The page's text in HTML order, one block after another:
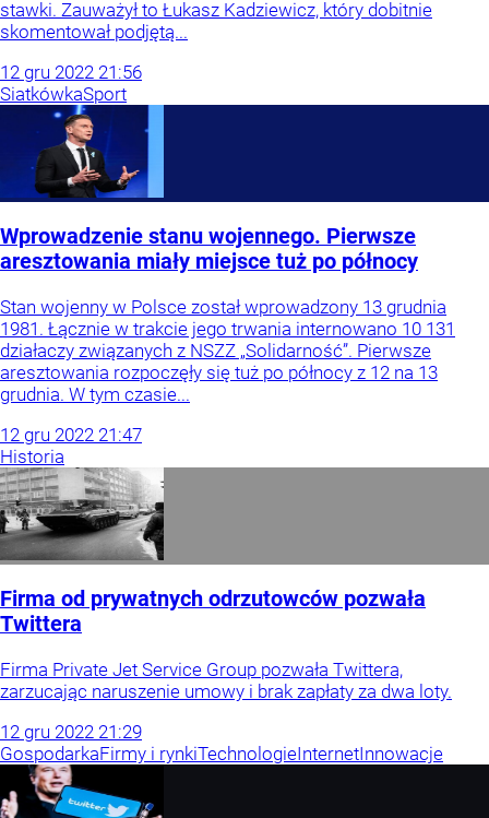
stawki. Zauważył to Łukasz Kadziewicz, który dobitnie
skomentował podjętą...
12 gru 2022 21:56
SiatkówkaSport
Wprowadzenie stanu wojennego. Pierwsze
aresztowania miały miejsce tuż po północy
Stan wojenny w Polsce został wprowadzony 13 grudnia
1981. Łącznie w trakcie jego trwania internowano 10 131
działaczy związanych z NSZZ „Solidarność”. Pierwsze
aresztowania rozpoczęły się tuż po północy z 12 na 13
grudnia. W tym czasie...
12 gru 2022 21:47
Historia
Firma od prywatnych odrzutowców pozwała
Twittera
Firma Private Jet Service Group pozwała Twittera,
zarzucając naruszenie umowy i brak zapłaty za dwa loty.
12 gru 2022 21:29
GospodarkaFirmy i rynkiTechnologieInternetInnowacje